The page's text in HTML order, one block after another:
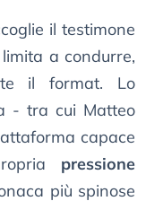
il testimone
a condurre,
il format. Lo
- tra cui Matteo
capace
pressione
più spinose